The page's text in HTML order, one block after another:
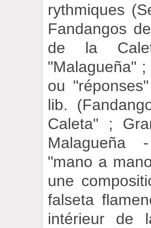
rythmiques
Fandangos
de la
"Malagueña"
ou
lib.
Caleta" ;
Malagueña
"mano a
une
falseta
intérieur de